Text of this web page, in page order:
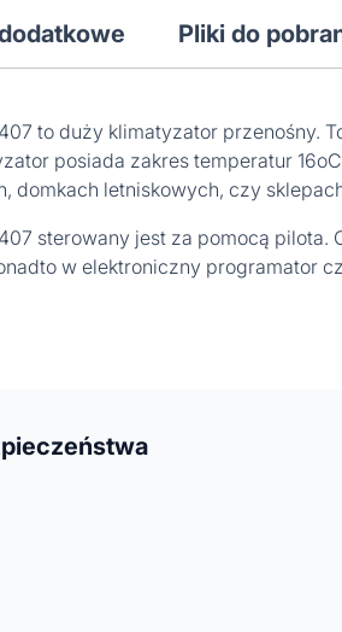
Pliki do
to duży klimatyzator przenośny.
posiada zakres temperatur
domkach letniskowych, czy
sterowany jest za pomocą
w elektroniczny programator